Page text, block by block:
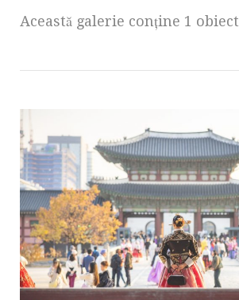
Această galerie conţine 1 obiect